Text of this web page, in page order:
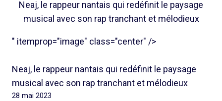
Neaj, le rappeur nantais qui redéfinit le paysage
musical avec son rap tranchant et mélodieux
" itemprop="image" class="center" />
Neaj, le rappeur nantais qui redéfinit le paysage
musical avec son rap tranchant et mélodieux
28 mai 2023